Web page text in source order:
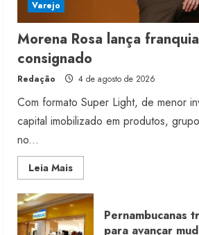
Varejo
Morena Rosa lança
consignado
Redação 4 de agosto de 2026
Com formato Super Light, de menor
capital imobilizado em produtos,
no...
Leia MaisRead
more
Morena
Rosa
lança
franquia
Pernambucanas
para avançar